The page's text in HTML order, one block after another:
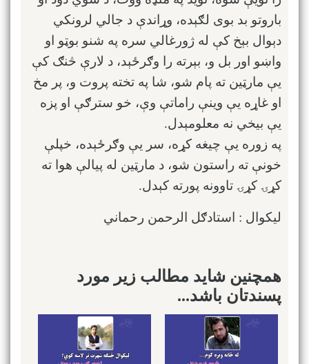
باروتو بد بوی لګېده، وړاندې د جالي لرونکي
دېوال بېخ کې له ژورغالي سره په شنو بوټو او
واښو اور بل و، بېرته را وګرځېد، د لارې څنګ کې
یې مارټین ته پام شو، شا په تخته پروت و، پر مخ
او غاړه یې وینې راماتې وې، خو سترګې او پزه
یې بیخي نه معلومېدل.
په زوره یې چیغه کړه، سر یې وګرځېده، خپلې
خونې ته راستون شو، د مارټین له پیالې هوا ته
کړۍ کړۍ تاوونه پورته کېدل.
لیکوال : استادګل الرحمن رحماني
همچنین شاید مطالب زیر مورد
پسندتان باشد...